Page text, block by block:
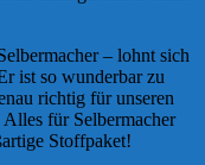
– lohnt sich
ist so wunderbar zu
richtig für unseren
für Selbermacher
Stoffpaket!